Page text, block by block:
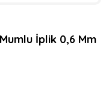
İplik 0,6 Mm